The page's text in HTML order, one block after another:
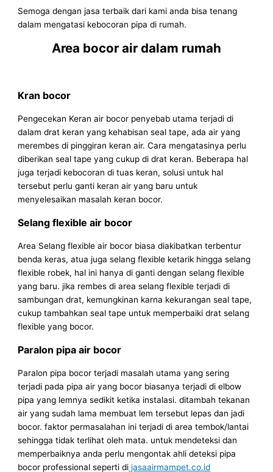
Semoga dengan jasa terbaik dari kami anda bisa tenang
dalam mengatasi kebocoran pipa di rumah.
Area bocor air dalam rumah
Kran bocor
Pengecekan Keran air bocor penyebab utama terjadi di
dalam drat keran yang kehabisan seal tape, ada air yang
merembes di pinggiran keran air. Cara mengatasinya perlu
diberikan seal tape yang cukup di drat keran. Beberapa hal
juga terjadi kebocoran di tuas keran, solusi untuk hal
tersebut perlu ganti keran air yang baru untuk
menyelesaikan masalah keran bocor.
Selang flexible air bocor
Area Selang flexible air bocor biasa diakibatkan terbentur
benda keras, atua juga selang flexible ketarik hingga selang
flexible robek, hal ini hanya di ganti dengan selang flexible
yang baru. jika rembes di area selang flexible terjadi di
sambungan drat, kemungkinan karna kekurangan seal tape,
cukup tambahkan seal tape untuk memperbaiki drat selang
flexible yang bocor.
Paralon pipa air bocor
Paralon pipa bocor terjadi masalah utama yang sering
terjadi pada pipa air yang bocor biasanya terjadi di elbow
pipa yang lemnya sedikit ketika instalasi. ditambah tekanan
air yang sudah lama membuat lem tersebut lepas dan jadi
bocor. faktor permasalahan ini terjadi di area tembok/lantai
sehingga tidak terlihat oleh mata. untuk mendeteksi dan
memperbaiknya anda perlu mengontak ahli deteksi pipa
bocor professional seperti di jasaairmampet.co.id